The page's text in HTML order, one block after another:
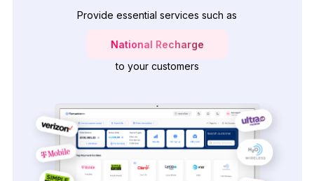
Provide essential services such as
National Recharge
to your customers